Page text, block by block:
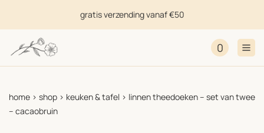
gratis verzending vanaf €50
0
home > shop > keuken & tafel > linnen theedoeken – set van twee
– cacaobruin